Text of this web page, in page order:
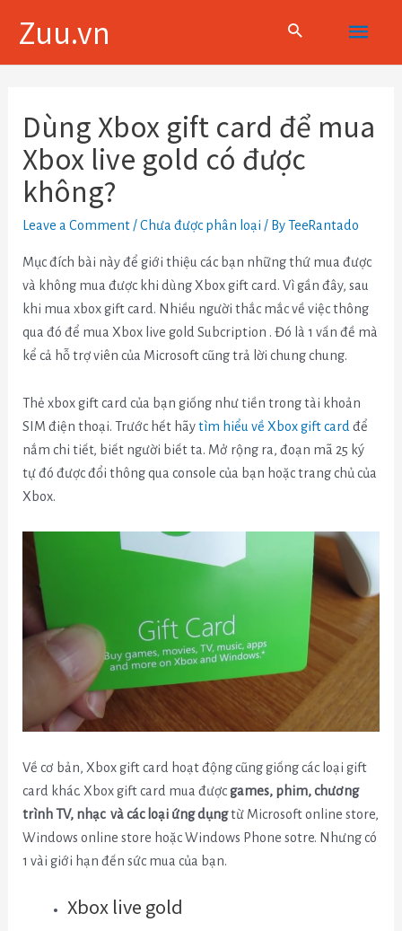
Zuu.vn
Main
Menu
Dùng Xbox gift card để mua
Xbox live gold có được
không?
Leave a Comment /Chưa được phân loại / ByTeeRantado
Mục đích bài này để giới thiệu các bạn những thứ mua được
và không mua được khi dùng Xbox gift card. Vì gần đây, sau
khi mua xbox gift card. Nhiều người thắc mắc về việc thông
qua đó để mua Xbox live gold Subcription . Đó là 1 vấn đề mà
kể cả hỗ trợ viên của Microsoft cũng trả lời chung chung.
Thẻ xbox gift card của bạn giống như tiền trong tài khoản
SIM điện thoại. Trước hết hãytìm hiểu về Xbox gift card để
nắm chi tiết, biết người biết ta. Mở rộng ra, đoạn mã 25 ký
tự đó được đổi thông qua console của bạn hoặc trang chủ của
Xbox.
Về cơ bản, Xbox gift card hoạt động cũng giống các loại gift
card khác. Xbox gift card mua đượcgames, phim, chương
trình TV, nhạc và các loại ứng dụngtừ Microsoft online store,
Windows online store hoặc Windows Phone sotre. Nhưng có
1 vài giới hạn đến sức mua của bạn.
Xbox live gold
bài
viết